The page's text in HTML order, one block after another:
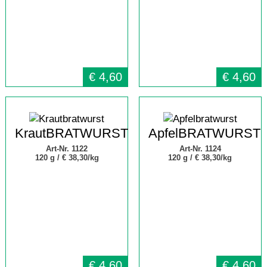
€ 4,60 € 4,60
KrautBRATWURST
Art-Nr. 1122
120 g / € 38,30/kg
ApfelBRATWURST
Art-Nr. 1124
120 g /€ 38,30/kg